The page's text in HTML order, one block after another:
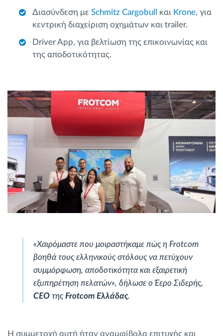
Διασύνδεση με Schmitz Cargobull και Krone, για
κεντρική διαχείριση οχημάτων και trailer.
Driver App, για βελτίωση της επικοινωνίας και
της αποδοτικότητας.
«Χαιρόμαστε που μοιραστήκαμε πώς η Frotcom
βοηθά τους ελληνικούς στόλους να πετύχουν
συμμόρφωση, αποδοτικότητα και εξαιρετική
εξυπηρέτηση πελατών», δήλωσε ο Έερο Σιδερής,
CEO τηςFrotcom Ελλάδας.
Η συμμετοχή αυτή ήταν αναμφίβολα επιτυχής και